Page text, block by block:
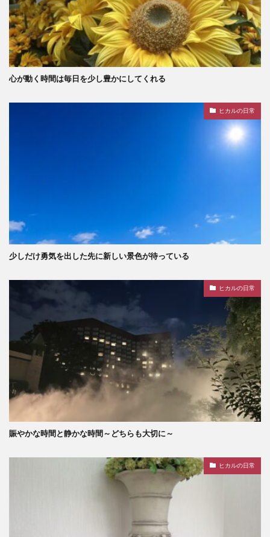
心が動く時間は毎日を少し豊かにしてくれる
ヒカルの日常
少しだけ勇気を出した先に新しい景色が待っている
ヒカルの日常
賑やかな時間と静かな時間～どちらも大切に～
ヒカルの日常